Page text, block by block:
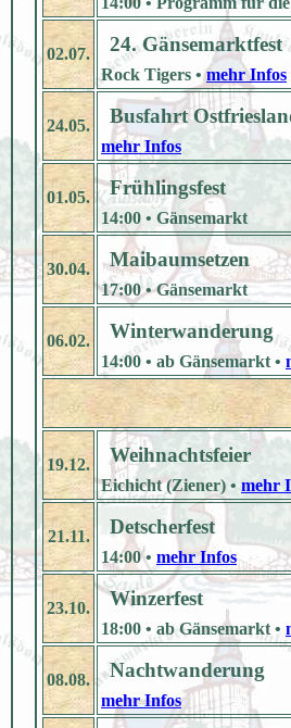
02.07. 24. Gänsemarktfest
Rock Tigers •mehr Infos
24.05. Busfahrt
mehr Infos
01.05. Frühlingsfest
14:00 • Gänsemarkt
30.04. Maibaumsetzen
17:00 • Gänsemarkt
06.02. Winterwanderung
14:00 • ab Gänsemarkt •
19.12. Weihnachtsfeier
Eichicht (Ziener) • mehr
21.11. Detscherfest
14:00 • mehr Infos
23.10. Winzerfest
18:00 • ab Gänsemarkt •
08.08. Nachtwanderung
mehr Infos